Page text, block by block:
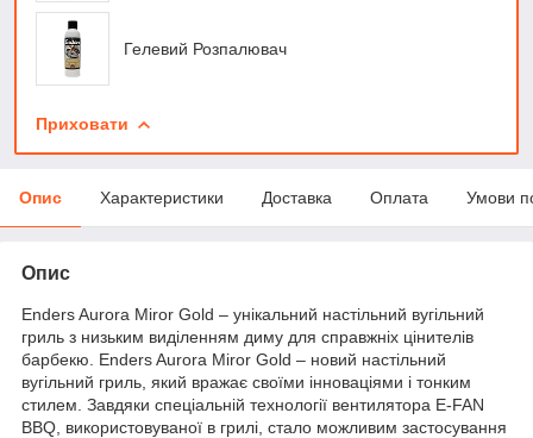
Гелевий Розпалювач
Приховати
Опис Характеристики Доставка Оплата Умови
Опис
Enders Aurora Miror Gold – унікальний настільний вугільний
гриль з низьким виділенням диму для справжніх цінителів
барбекю. Enders Aurora Miror Gold – новий настільний
вугільний гриль, який вражає своїми інноваціями і тонким
стилем. Завдяки спеціальній технології вентилятора E-FAN
BBQ, використовуваної в грилі, стало можливим застосування